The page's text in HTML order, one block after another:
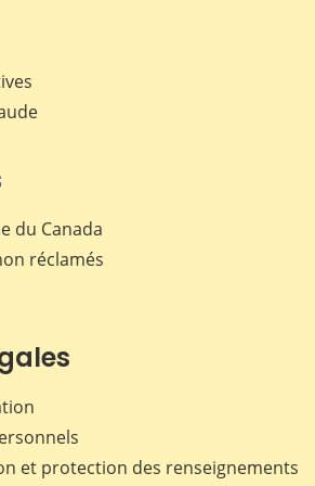
du Canada
réclamés
et protection des renseignements